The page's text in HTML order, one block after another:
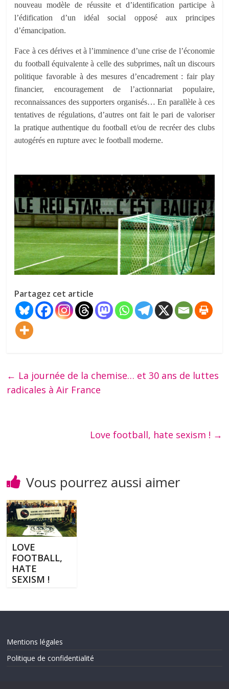
nouveau modèle de réussite et d’identification participe à
l’édification d’un idéal social opposé aux principes
d’émancipation.
Face à ces dérives et à l’imminence d’une crise de l’économie
du football équivalente à celle des subprimes, naît un discours
politique favorable à des mesures d’encadrement : fair play
financier, encouragement de l’actionnariat populaire,
reconnaissances des supporters organisés… En parallèle à ces
tentatives de régulations, d’autres ont fait le pari de valoriser
la pratique authentique du football et/ou de recréer des clubs
autogérés en rupture avec le football moderne.
Partagez cet article
← La journée de la chemise… et 30 ans de luttes
radicales à Air France
Love football, hate sexism ! →
Vous pourrez aussi aimer
LOVE
FOOTBALL,
HATE
SEXISM !
Mentions légales
Politique de confidentialité